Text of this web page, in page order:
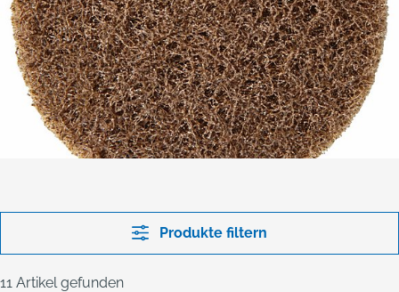
Produkte filtern
11 Artikel gefunden